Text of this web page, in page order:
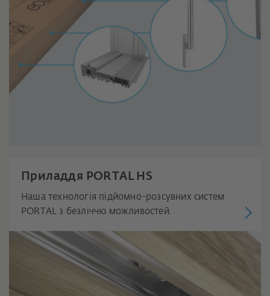
Приладдя PORTAL HS
Наша технологія підйомно-розсувних систем
PORTAL з безліччю можливостей.